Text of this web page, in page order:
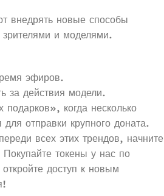
внедрять новые способы
и моделями.
эфиров.
за действия модели.
подарков», когда несколько
отправки крупного доната.
всех этих трендов, начните
Покупайте токены у нас по
доступ к новым